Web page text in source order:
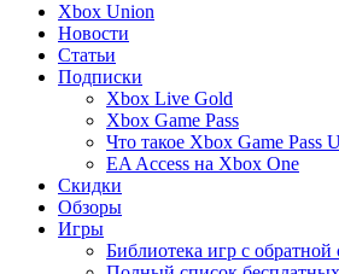
Xbox Union
Новости
Статьи
Подписки
Xbox Live Gold
Xbox Game Pass
Что такое Xbox Game Pass
EA Access на Xbox One
Скидки
Обзоры
Игры
Библиотека игр с